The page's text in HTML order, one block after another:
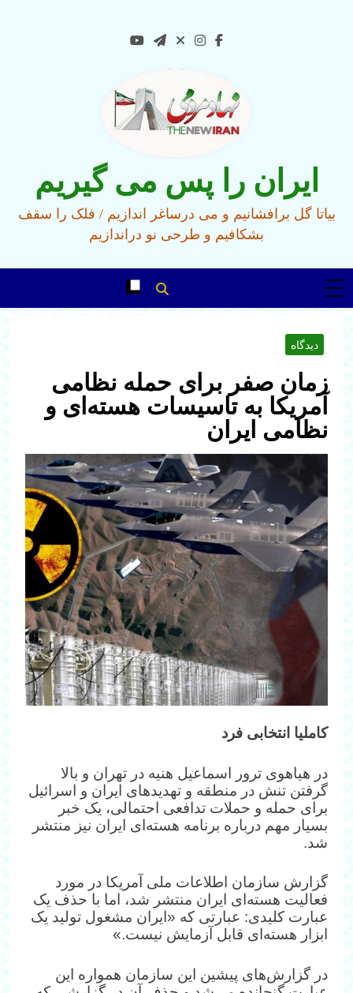
ایران را پس می گیریم
بیاتا گل برافشانیم و می درساغر اندازیم / فلک را سقف
بشکافیم و طرحی نو دراندازیم
دیدگاه
زمان صفر برای حمله نظامی
آمریکا به تاسیسات هسته‌ای و
نظامی ایران
کاملیا انتخابی فرد
در هیاهوی ترور اسماعیل هنیه در تهران و بالا
گرفتن تنش در منطقه و تهدیدهای ایران و اسرائیل
برای حمله و حملات تدافعی احتمالی، یک خبر
بسیار مهم درباره برنامه هسته‌ای ایران نیز منتشر
شد.
گزارش سازمان اطلاعات ملی آمریکا در مورد
فعالیت هسته‌ای ایران منتشر شد، اما با حذف یک
عبارت کلیدی: عبارتی که «ایران مشغول تولید یک
ابزار هسته‌ای قابل آزمایش نیست.»
در گزارش‌های پیشین این سازمان همواره این